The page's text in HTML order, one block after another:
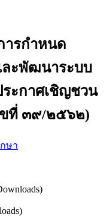
ารกำหนด
ละพัฒนาระบบ
ะกาศเชิญชวน
ขที่ ๓๙/๒๕๖๒)
ษา